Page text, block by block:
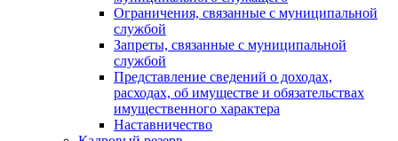
Ограничения, связанные с муниципальной
службой
Запреты, связанные с муниципальной
службой
Представление сведений о доходах,
расходах, об имуществе и обязательствах
имущественного характера
Наставничество